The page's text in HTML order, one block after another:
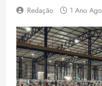
Redação 1 Ano Ago